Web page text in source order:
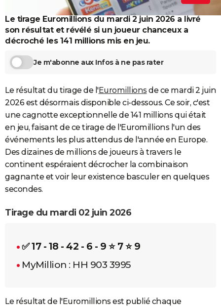
GUIDES D'ACHAT
CARTE DE VOEUX
Carte de Noël
Carte Bonne année
Carte Saint-Valentin
Carte Pâques
Carte d'anniversaire
DICTIONNAIRE
PROGRAMME TV
COPAINS D'AVANT
S'inscrire
Se connecter
Lycées
Collèges
Primaires
Universités
Entreprises
Service militaire
Avis de recherche
AVIS DE DÉCÈS
Bricolage
Lifestyle
Culture
Sport
Auto
Television
Voyage
Cinema
Le tirage Euromillions du mardi 2 juin 2026 a livré
son résultat et révélé si un joueur chanceux a
décroché les 141 millions mis en jeu.
Je m'abonne aux Infos à ne pas rater
Le résultat du tirage de l'Euromillions de ce mardi 2 juin
2026 est désormais disponible ci-dessous. Ce soir, c'est
une cagnotte exceptionnelle de 141 millions qui était
en jeu, faisant de ce tirage de l'Euromillions l'un des
événements les plus attendus de l'année en Europe.
Des dizaines de millions de joueurs à travers le
continent espéraient décrocher la combinaison
gagnante et voir leur existence basculer en quelques
secondes.
Tirage du mardi 02 juin 2026
✅ 17 - 18 - 42 - 6 - 9 ⭐ 7⭐ 9
MyMillion : HH 903 3995
Le résultat de l'Euromillions est publié chaque